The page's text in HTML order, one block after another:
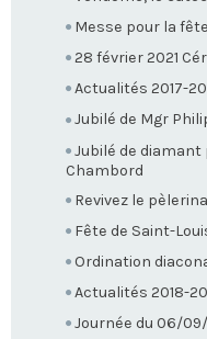
Messe pour la
28 février 2021
Actualités 2017-
Jubilé de Mgr
Jubilé de diamant
Chambord
Revivez le
Fête de Saint-
Ordination
Actualités 2018-
Journée du 06/